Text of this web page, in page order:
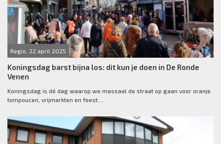
Regio, 22 april 2025
Koningsdag barst bijna los: dit kun je doen in De Ronde
Venen
Koningsdag is dé dag waarop we massaal de straat op gaan voor oranje
tompoucen, vrijmarkten en feest....